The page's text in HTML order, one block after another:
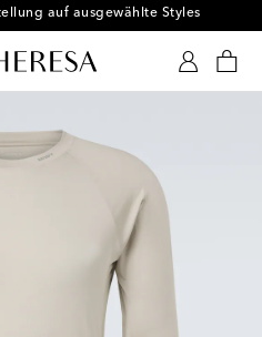
auf ausgewählte Styles